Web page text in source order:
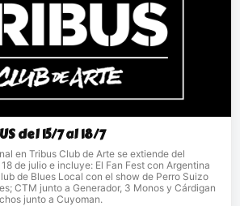
del 15/7 al 18/7
en Tribus Club de Arte se extiende del
de julio e incluye: El Fan Fest con Argentina
de Blues Local con el show de Perro Suizo
CTM junto a Generador, 3 Monos y Cárdigan
junto a Cuyoman.